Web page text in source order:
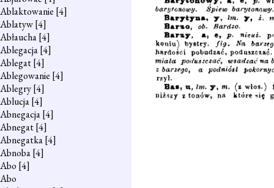
Ablaktowanie [4]
Ablatyw[4]
Abłaucha[4]
Ablegacja[4]
Ablegat[4]
Ablegowanie [4]
Ablegry[4]
Ablucja[4]
Abnegacja[4]
Abnegat[4]
Abnegatka[4]
Abnoba[4]
Abo [4]
Abo